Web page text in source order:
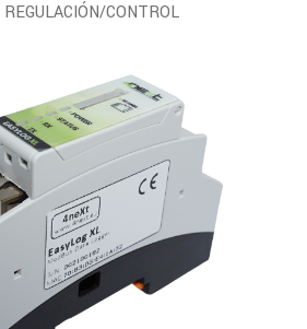
REGULACIÓN/CONTROL